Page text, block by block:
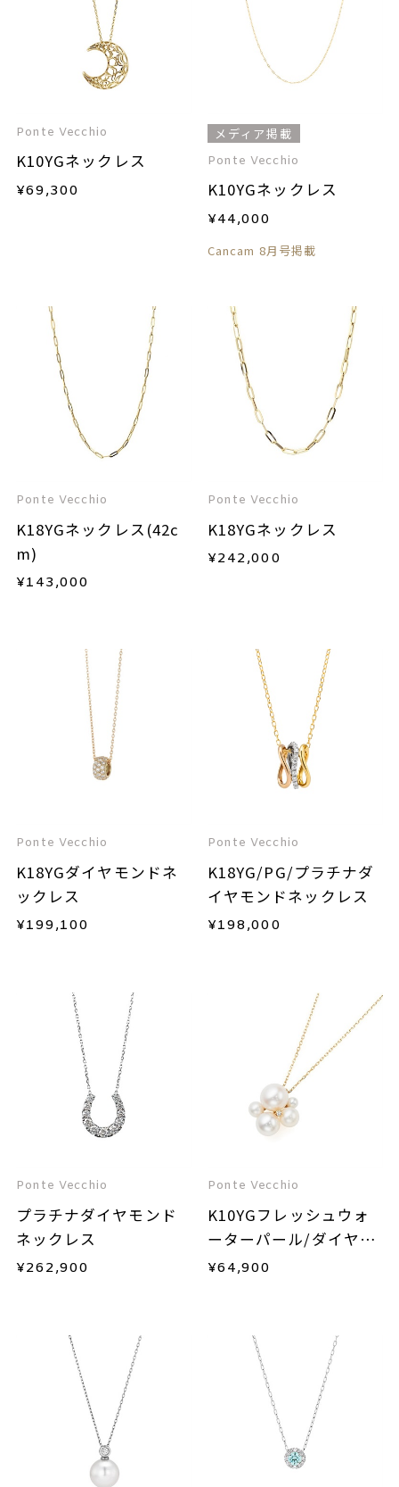
Ponte Vecchio
K10YGネックレス
¥69,300
メディア掲載
Ponte Vecchio
K10YGネックレス
¥44,000
Cancam 8月号掲載
Ponte Vecchio
K18YGネックレス(42c
m)
¥143,000
Ponte Vecchio
K18YGネックレス
¥242,000
Ponte Vecchio
K18YGダイヤモンドネ
ックレス
¥199,100
Ponte Vecchio
K18YG/PG/プラチナダ
イヤモンドネックレス
¥198,000
Ponte Vecchio
プラチナダイヤモンド
ネックレス
¥262,900
Ponte Vecchio
K10YGフレッシュウォ
ーターパール/ダイヤモ
ンドネックレス
¥64,900